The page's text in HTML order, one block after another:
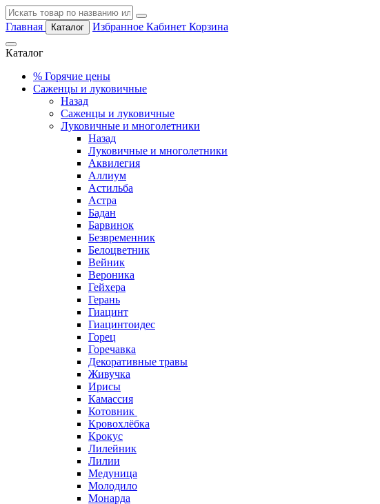
Главная Каталог Избранное Кабинет Корзина
Каталог
% Горячие цены
Саженцы и луковичные
Назад
Саженцы и луковичные
Луковичные и многолетники
Назад
Луковичные и многолетники
Аквилегия
Аллиум
Астильба
Астра
Бадан
Барвинок
Безвременник
Белоцветник
Вейник
Вероника
Гейхера
Герань
Гиацинт
Гиацинтоидес
Горец
Горечавка
Декоративные травы
Живучка
Ирисы
Камассия
Котовник
Кровохлёбка
Крокус
Лилейник
Лилии
Медуница
Молодило
Монарда